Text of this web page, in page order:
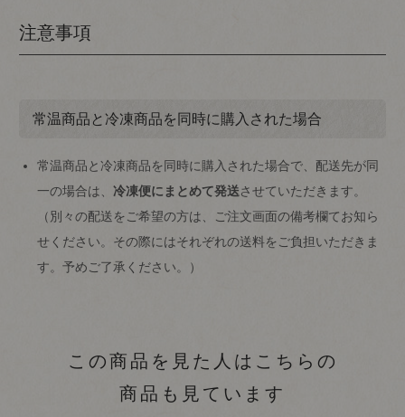
注意事項
常温商品と冷凍商品を同時に購入された場合
常温商品と冷凍商品を同時に購入された場合で、配送先が同
一の場合は、冷凍便にまとめて発送させていただきます。
（別々の配送をご希望の方は、ご注文画面の備考欄てお知ら
せください。その際にはそれぞれの送料をご負担いただきま
す。予めご了承ください。）
この商品を見た人はこちらの
商品も見ています